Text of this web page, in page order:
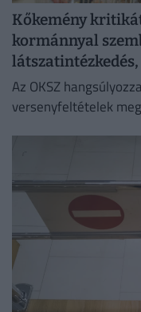
Kőkemény
kormánnyal
Az OKSZ
versenyfeltételek